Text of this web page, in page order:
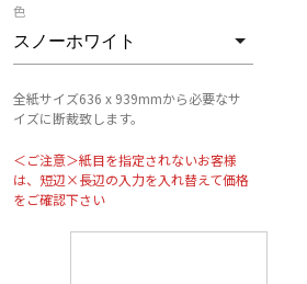
色
全紙サイズ636 x 939mmから必要なサ
イズに断裁致します。
＜ご注意＞紙目を指定されないお客様
は、短辺×長辺の入力を入れ替えて価格
をご確認下さい